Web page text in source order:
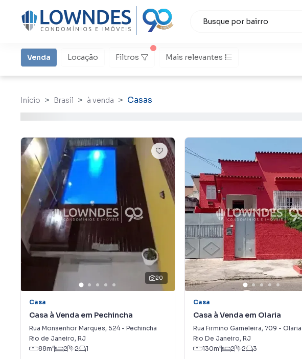
Venda Locação Filtros Mais relevantes
Início Brasil à venda Casas
20
Casa
Casa à Venda em Pechincha
Rua Monsenhor Marques, 524- Pechincha
Rio de Janeiro, RJ
88m² 2 2 1
Casa
Casa à Venda em Olaria
Rua Firmino Gameleira, 709 - Olaria
Rio De Janeiro, RJ
130m² 2 2 3